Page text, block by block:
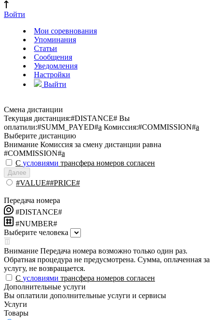
Войти
Мои соревнования
Упоминания
Статьи
Сообщения
Уведомления
Настройки
Выйти
Смена дистанции
Текущая дистанция:#DISTANCE# Вы
оплатили:#SUMM_PAYED#a Комиссия:#COMMISSION#a
Выберите дистанцию
Внимание Комиссия за смену дистанции равна
#COMMISSION#a
С условиями трансфера номеров согласен
Далее
#VALUE##PRICE#
Передача номера
#DISTANCE#
#NUMBER#
Выберите человека
Внимание Передача номера возможно только один раз.
Обратная процедура не предусмотрена. Сумма, оплаченная за
услугу, не возвращается.
С условиями трансфера номеров согласен
Дополнительные услуги
Вы оплатили дополнительные услуги и сервисы
Услуги
Товары